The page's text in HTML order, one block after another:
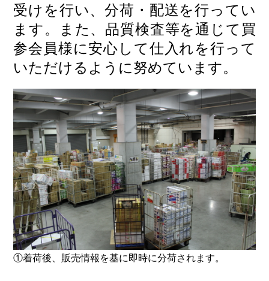
受けを行い、分荷・配送を行ってい
ます。また、品質検査等を通じて買
参会員様に安心して仕入れを行って
いただけるように努めています。
①着荷後、販売情報を基に即時に分荷されます。